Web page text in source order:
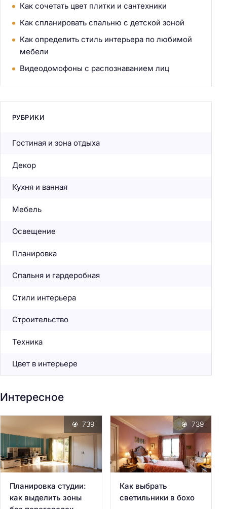
Как сочетать цвет плитки и сантехники
Как спланировать спальню с детской зоной
Как определить стиль интерьера по любимой
мебели
Видеодомофоны с распознаванием лиц
РУБРИКИ
Гостиная и зона отдыха
Декор
Кухня и ванная
Мебель
Освещение
Планировка
Спальня и гардеробная
Стили интерьера
Строительство
Техника
Цвет в интерьере
Интересное
Планировка студии:
как выделить зоны
739
Как выбрать
светильники в бохо
739